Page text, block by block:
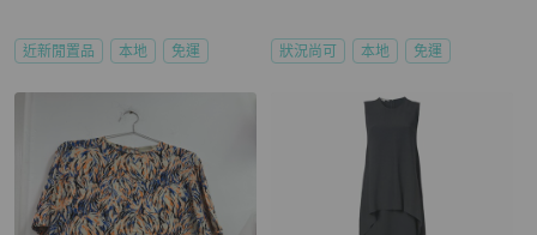
近新閒置品 本地 免運 狀況尚可 本地 免運